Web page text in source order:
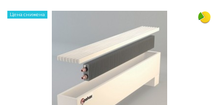
Цена снижена